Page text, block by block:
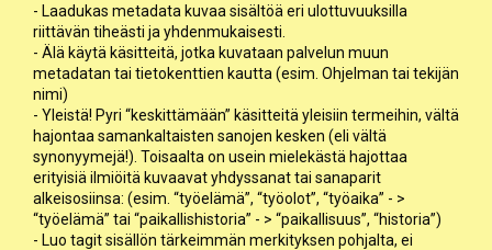
- Laadukas metadata kuvaa sisältöä eri ulottuvuuksilla
riittävän tiheästi ja yhdenmukaisesti.
- Älä käytä käsitteitä, jotka kuvataan palvelun muun
metadatan tai tietokenttien kautta (esim. Ohjelman tai tekijän
nimi)
- Yleistä! Pyri “keskittämään” käsitteitä yleisiin termeihin, vältä
hajontaa samankaltaisten sanojen kesken (eli vältä
synonyymejä!). Toisaalta on usein mielekästä hajottaa
erityisiä ilmiöitä kuvaavat yhdyssanat tai sanaparit
alkeisosiinsa: (esim. “työelämä”, “työolot”, “työaika” - >
“työelämä” tai “paikallishistoria” - > “paikallisuus”, “historia”)
- Luo tagit sisällön tärkeimmän merkityksen pohjalta, ei